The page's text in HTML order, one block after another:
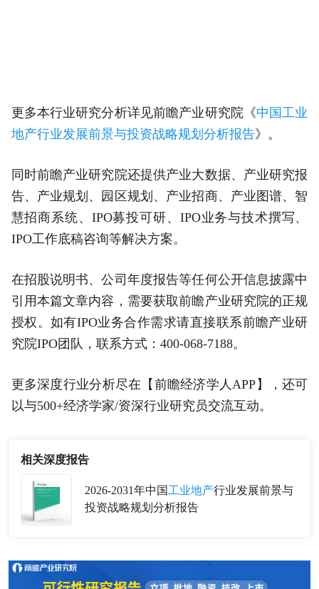
更多本行业研究分析详见前瞻产业研究院《中国工业
地产行业发展前景与投资战略规划分析报告》。
同时前瞻产业研究院还提供产业大数据、产业研究报
告、产业规划、园区规划、产业招商、产业图谱、智
慧招商系统、IPO募投可研、IPO业务与技术撰写、
IPO工作底稿咨询等解决方案。
在招股说明书、公司年度报告等任何公开信息披露中
引用本篇文章内容，需要获取前瞻产业研究院的正规
授权。如有IPO业务合作需求请直接联系前瞻产业研
究院IPO团队，联系方式：400-068-7188。
更多深度行业分析尽在【前瞻经济学人APP】，还可
以与500+经济学家/资深行业研究员交流互动。
相关深度报告
2026-2031年中国 工业地产行业发展前景与
投资战略规划分析报告